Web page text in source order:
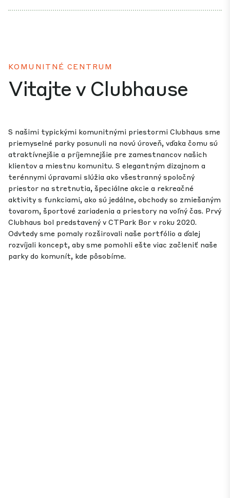
KOMUNITNÉ CENTRUM
Vitajte v Clubhause
S našimi typickými komunitnými priestormi Clubhaus sme
priemyselné parky posunuli na novú úroveň, vďaka čomu sú
atraktívnejšie a príjemnejšie pre zamestnancov našich
klientov a miestnu komunitu. S elegantným dizajnom a
terénnymi úpravami slúžia ako všestranný spoločný
priestor na stretnutia, špeciálne akcie a rekreačné
aktivity s funkciami, ako sú jedálne, obchody so zmiešaným
tovarom, športové zariadenia a priestory na voľný čas. Prvý
Clubhaus bol predstavený v CTPark Bor v roku 2020.
Odvtedy sme pomaly rozširovali naše portfólio a ďalej
rozvíjali koncept, aby sme pomohli ešte viac začleniť naše
parky do komunít, kde pôsobíme.